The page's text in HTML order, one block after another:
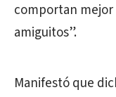
comportan mejor
amiguitos”.
Manifestó que